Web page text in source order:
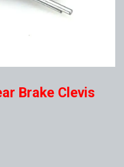
Brake Clevis